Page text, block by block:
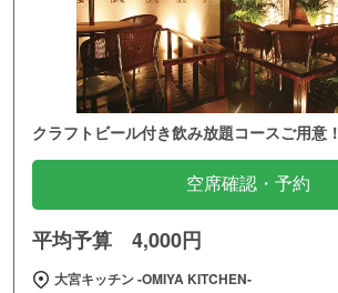
クラフトビール付き飲み放題コースご用意！
空席確認・予約
平均予算 4,000円
大宮キッチン ‐OMIYA KITCHEN‐